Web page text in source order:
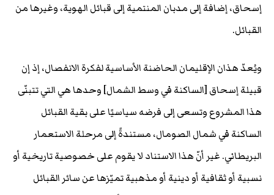
إسحاق، إضافة إلى مدبان المنتمية إلى قبائل الهوية، وغيرها من
القبائل.
ويُعدّ هذان الإقليمان الحاضنة الأساسية لفكرة الانفصال، إذ إن
قبيلة إسحاق [الساكنة في وسط الشمال] وحدها هي التي تتبنّى
هذا المشروع وتسعى إلى فرضه سياسيًا على بقية القبائل
الساكنة في شمال الصومال، مستندةً إلى مرحلة الاستعمار
البريطاني. غير أنّ هذا الاستناد لا يقوم على خصوصية تاريخية أو
نسبية أو ثقافية أو دينية أو مذهبية تميّزها عن سائر القبائل